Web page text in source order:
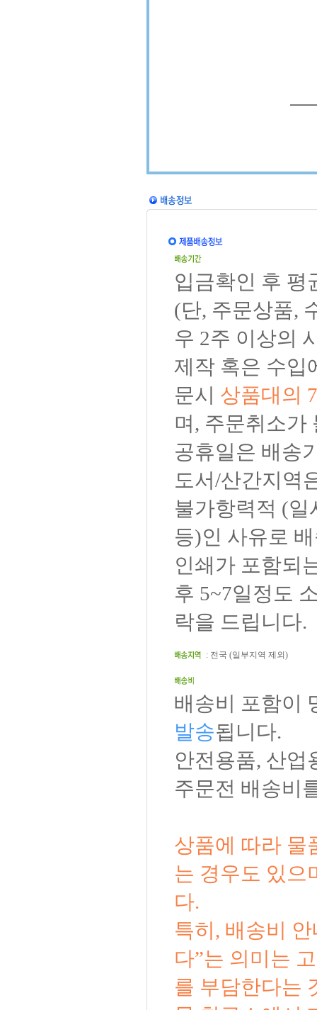
입금확인 후 평
(단, 주문상품,
우 2주 이상의
제작 혹은 수입
문시 상품대의
며, 주문취소가
공휴일은 배송
도서/산간지역
불가항력적 (일
등)인 사유로
인쇄가 포함되
후 5~7일정도
락을 드립니다.
: 전국 (일부지역 제외)
배송비 포함이
발송됩니다.
안전용품, 산업
주문전 배송비
상품에 따라 물
는 경우도 있으
다.
특히, 배송비
다”는 의미는
를 부담한다는